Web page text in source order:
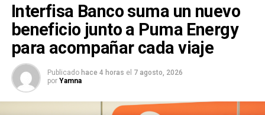
Interfisa Banco suma un nuevo
beneficio junto a Puma Energy
para acompañar cada viaje
Publicado hace 4 horas el 7 agosto, 2026
por Yamna